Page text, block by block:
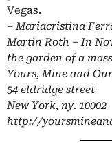
Vegas.
– Mariacristina
Martin Roth – In
the garden of a
Yours, Mine and
54 eldridge street
New York, ny. 10002
http://